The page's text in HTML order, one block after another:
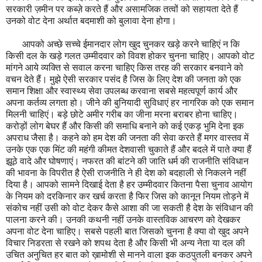
सरकारी ज़मीन पर कब्ज़े करते हैं और असामजिक तत्वों को सहायता देते हैं
उनको वोट देना अर्थात बदमाशी को बुलावा देना होगा।
आपको अच्छे सच्चे ईमानदार लोग खुद चुनकर खड़े करने चाहिएं न कि
किसी दल के खड़े गलत उम्मीदवार को विवश होकर चुनना चाहिए। आपको वोट
मांगने आये व्यक्ति से सवाल करना चाहिए किस तरह की सरकार बनवाने को
वचन देते हैं। मुझे ऐसी सरकार पसंद है जिस के लिए देश की जनता को एक
समान शिक्षा और स्वास्थ्य सेवा उपलब्ध करवाना सबसे महत्वपूर्ण कार्य और
अपना कर्तव्य लगता हो। जीने की बुनियादी सुविधाएं हर नागरिक को एक समान
मिलनी चाहिएं। बड़े छोटे अमीर गरीब का जीना मरना बराबर होना चाहिए।
करोड़ों लोग बेघर हैं और किसी की समाधि बनाने को कई एकड़ भुमि देना इक
अपराध जैसा है। कहने को हम देश की जनता की सेवा करते हैं मगर वास्तव में
उनके एक एक मिंट की महंगी कीमत देशवासी चुकाते हैं और बदले में पाते क्या हैं
झूठे वादे और घोषणाएं। नफरत की बांटने की जाति धर्म की राजनीति संविधान
की भावना के विपरीत है ऐसी राजनीति ने ही देश को बदहाली से निकलने नहीं
दिया है। आपको सामने दिखाई देता है हर उम्मीदवार कितना पैसा चुनाव आयोग
के नियम को दरकिनार कर खर्च करता है फिर जिस को कानून नियम तोड़ने में
संकोच नहीं उसी को वोट देकर कैसे आशा की जा सकती है देश के संविधान की
पालना करने की। उनकी कथनी नहीं उनके वास्तविक आचरण को देखकर
अपना वोट देना चाहिए। सबसे पहली बात जिसको चुनना है क्या वो खुद अपने
विचार निडरता से रखने को शपथ देता है और किसी भी अन्य नेता या दल की
उचित अनुचित हर बात को ख़ामोशी से मानने वाला इक कठपुतली बनकर अपने